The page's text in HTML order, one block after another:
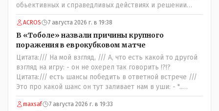
обьективных и справедливых действиях и решении
именно АПЕЛЛЯЦИОННОГО суда, а не суда ПЕРВОЙ
инстанции ??? Значит она посчитала что суд первой
инстанции вынес: - ."....НЕ ОБЬЕКТИВНОЕ и
НЕСПРАВЕДЛИВОЕ решение....." - так можно
интрепретировать её высказывание ???
ACROS 7 августа 2026 г. в 19:38
В «Тоболе» назвали причины крупного
поражения в еврокубковом матче
Цитата:/// На мой взгляд, /// А, что есть какой то другой
взгляд на игру: - он не охерел так говорить !?!?
Цитата:/// есть шансы победить в ответной встрече ///
Это про какой шанс он тут заливает нам в уши: - "..
забить на своём поле ЧЕТЫРЕ гола и при этом не
пропустить ни ОДНОГО,,,,"- сказки Венского леса.
maxsaf 7 августа 2026 г. в 19:33